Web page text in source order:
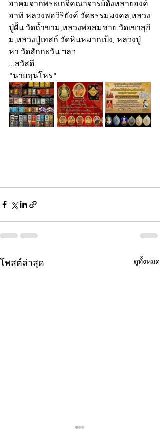
อาคมจากพระเกจิคณาจารย์ดังหลายองค์
อาทิ หลวงพอวิริยังค์ วัดธรรมมงคล,หลวง
ปู่ฝั้น วัดถ้ำขาม,หลวงพ่อสมชาย วัดเขาสุกิ
ม,หลวงปู่เทสก์ วัดหินหมากเป้ง, หลวงปู่
หา วัดสักกะวัน ฯลฯ
...สวัสดี
"นายขุนโหร"
โพสต์ล่าสุด ดูทั้งหมด